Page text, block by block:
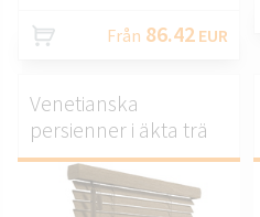
Från 86.42 EUR
Venetianska
persienner i äkta trä